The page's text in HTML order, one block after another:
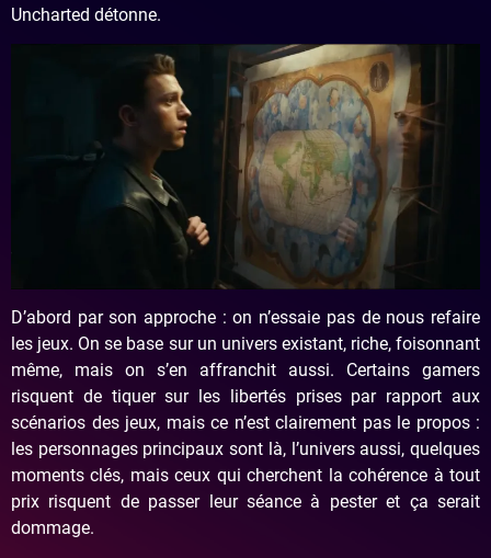
Uncharted détonne.
D’abord par son approche : on n’essaie pas de nous refaire
les jeux. On se base sur un univers existant, riche, foisonnant
même, mais on s’en affranchit aussi. Certains gamers
risquent de tiquer sur les libertés prises par rapport aux
scénarios des jeux, mais ce n’est clairement pas le propos :
les personnages principaux sont là, l’univers aussi, quelques
moments clés, mais ceux qui cherchent la cohérence à tout
prix risquent de passer leur séance à pester et ça serait
dommage.